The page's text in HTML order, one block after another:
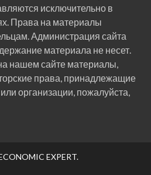
исключительно в
Права на материалы
Администрация сайта
материала не несет.
нашем сайте материалы,
права, принадлежащие
организации, пожалуйста,
EXPERT.